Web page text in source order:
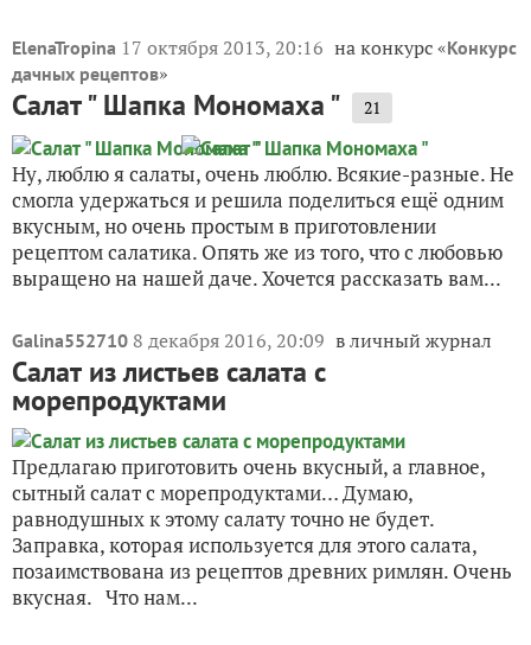
ElenaTropina 17 октября 2013, 20:16 на конкурс «Конкурс
дачных рецептов»
Салат " Шапка Мономаха " 21
Ну, люблю я салаты, очень люблю. Всякие-разные. Не
смогла удержаться и решила поделиться ещё одним
вкусным, но очень простым в приготовлении
рецептом салатика. Опять же из того, что с любовью
выращено на нашей даче. Хочется рассказать вам...
Galina552710 8 декабря 2016, 20:09 в личный журнал
Салат из листьев салата с
морепродуктами
Предлагаю приготовить очень вкусный, а главное,
сытный салат с морепродуктами… Думаю,
равнодушных к этому салату точно не будет.
Заправка, которая используется для этого салата,
позаимствована из рецептов древних римлян. Очень
вкусная. Что нам...